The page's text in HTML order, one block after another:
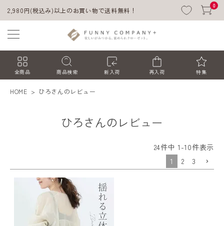
2,980円(税込み)以上のお買い物で送料無料！
0
全商品 商品検索 新入荷 再入荷 特集
ACCOUNT MENU
ようこそ ゲスト 様
ログイン 会員登録
HOME ひろさんのレビュー
ひろさんのレビュー
24件中 1 -10件表示
1
2 3